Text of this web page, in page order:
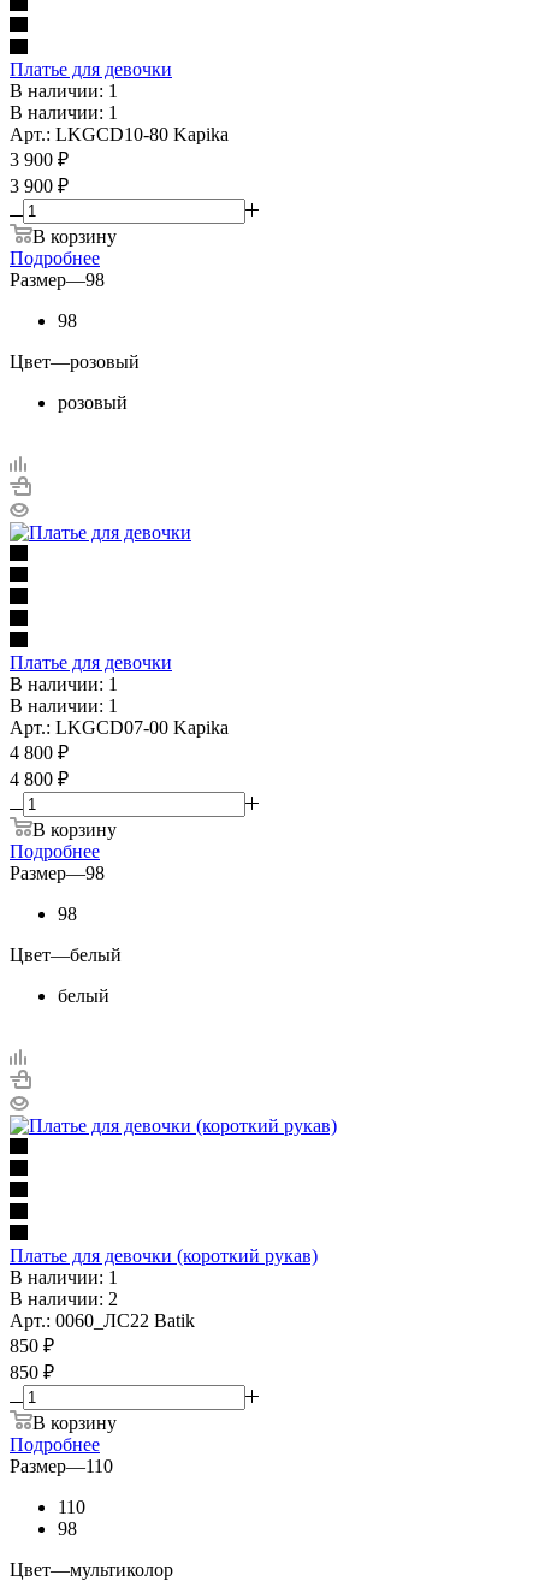
Платье для девочки
В наличии: 1
В наличии: 1
Арт.: LKGCD10-80 Kapika
3 900 ₽
3 900 ₽
В корзину
Подробнее
Размер—98
98
Цвет—розовый
розовый
Платье для девочки
В наличии: 1
В наличии: 1
Арт.: LKGCD07-00 Kapika
4 800 ₽
4 800 ₽
В корзину
Подробнее
Размер—98
98
Цвет—белый
белый
Платье для девочки (короткий рукав)
В наличии: 1
В наличии: 2
Арт.: 0060_ЛС22 Batik
850 ₽
850 ₽
В корзину
Подробнее
Размер—110
110
98
Цвет—мультиколор